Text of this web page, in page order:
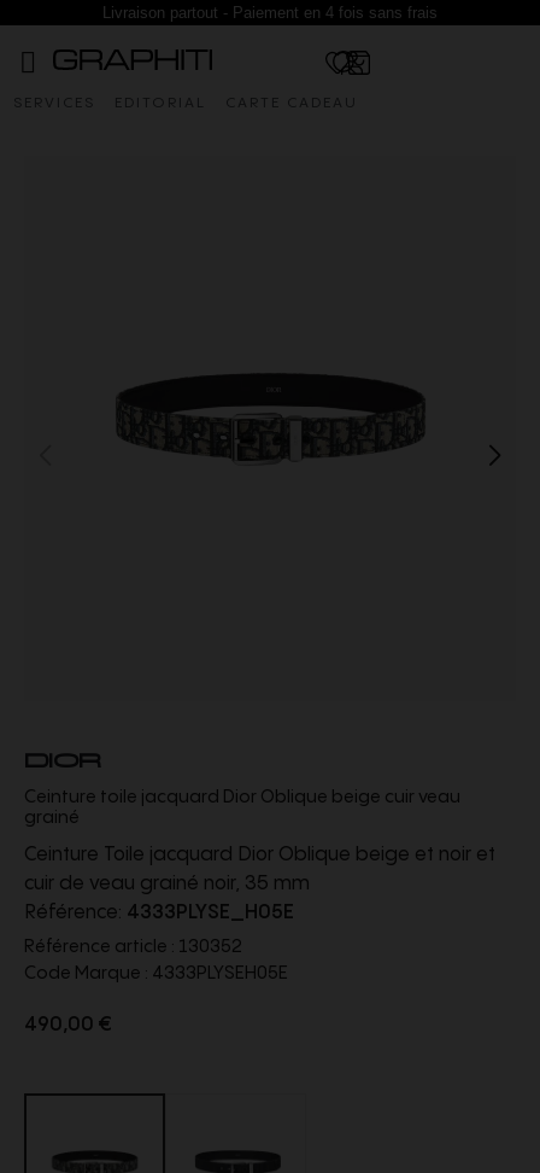
Livraison partout - Paiement en 4 fois sans frais
SERVICES EDITORIAL CARTE CADEAU
DIOR
Ceinture toile jacquard Dior Oblique beige cuir veau
grainé
Ceinture Toile jacquard Dior Oblique beige et noir et
cuir de veau grainé noir, 35 mm
Référence: 4333PLYSE_H05E
Référence article : 130352
Code Marque : 4333PLYSEH05E
490,00 €